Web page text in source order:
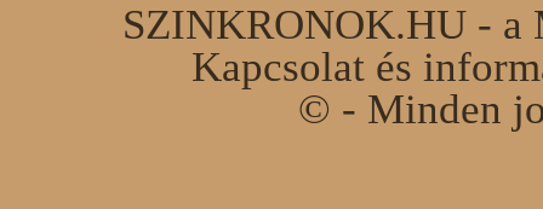
SZINKRONOK.HU - a
Kapcsolat és
© - Minden